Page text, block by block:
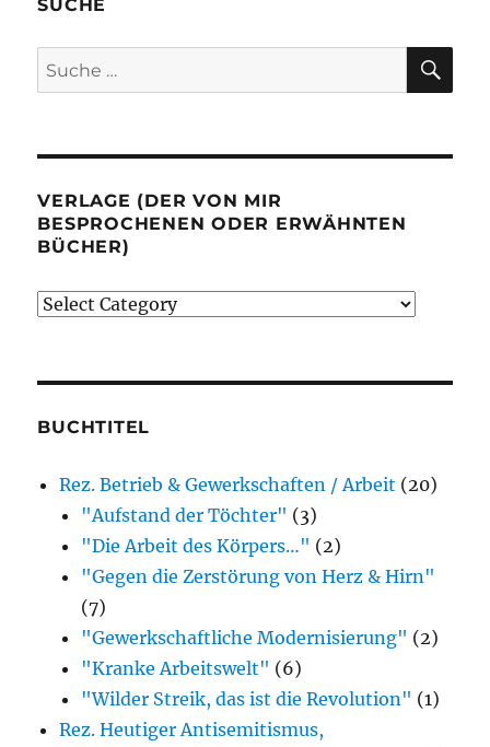
SUCHE
Suche
nach:
VERLAGE (DER VON MIR
BESPROCHENEN ODER ERWÄHNTEN
BÜCHER)
Verlage
besprochenen
erwähnten
Bücher)
BUCHTITEL
Rez. Betrieb & Gewerkschaften / Arbeit (20)
"Aufstand der Töchter" (3)
"Die Arbeit des Körpers…" (2)
"Gegen die Zerstörung von Herz & Hirn"
(7)
"Gewerkschaftliche Modernisierung" (2)
"Kranke Arbeitswelt" (6)
"Wilder Streik, das ist die Revolution" (1)
Rez. Heutiger Antisemitismus,